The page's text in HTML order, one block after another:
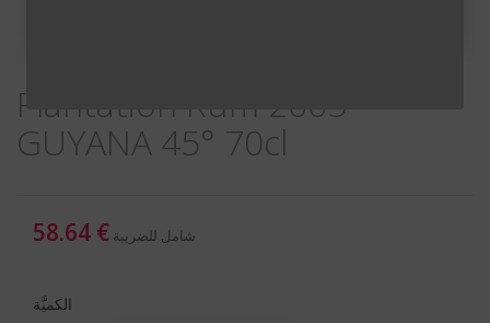
Plantation Rum 2005
GUYANA 45° 70cl
58.64 € شامل للضريبة
الكميَّة